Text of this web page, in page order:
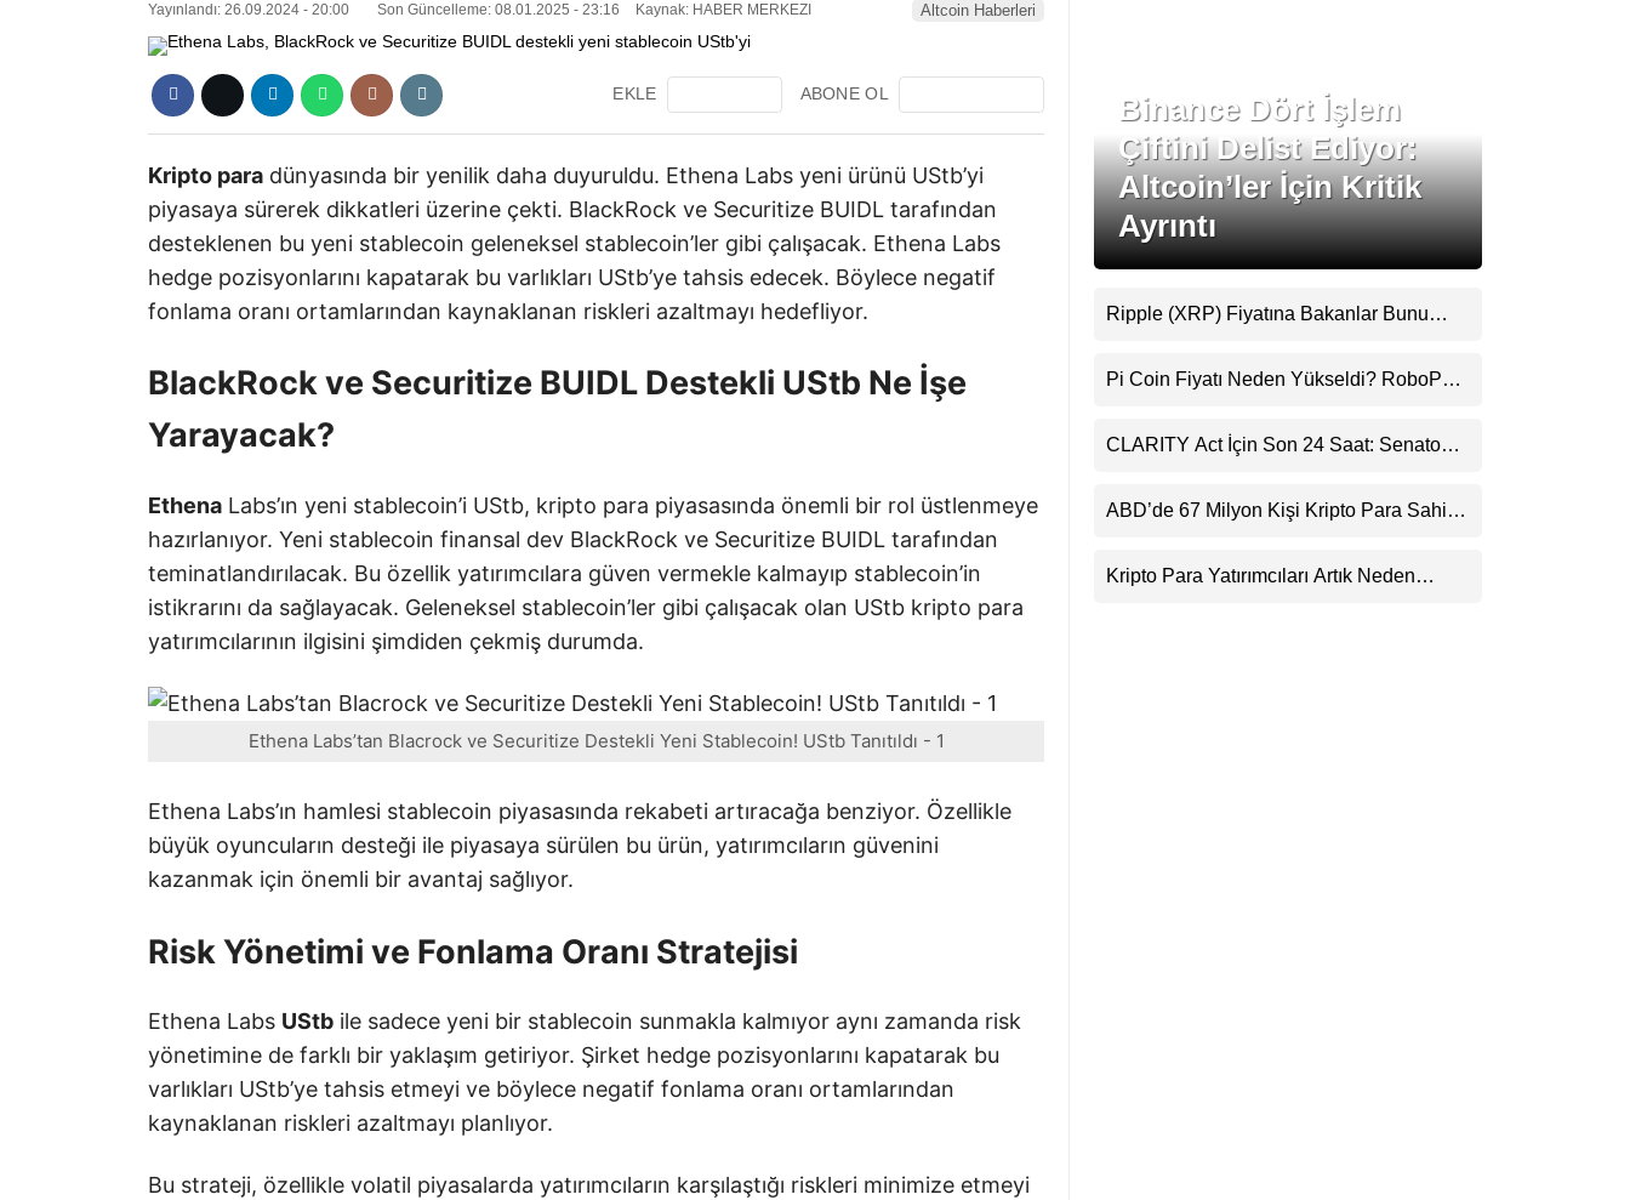
Pinterest
Yayınlandı: 26.09.2024 - 20:00 Son Güncelleme: 08.01.2025 - 23:16 Kaynak: HABER MERKEZI Altcoin Haberleri
EKLE ABONE OL
Kripto para dünyasında bir yenilik daha duyuruldu. Ethena Labs yeni ürünü UStb’yi
piyasaya sürerek dikkatleri üzerine çekti. BlackRock ve Securitize BUIDL tarafından
desteklenen bu yeni stablecoin geleneksel stablecoin’ler gibi çalışacak. Ethena Labs
hedge pozisyonlarını kapatarak bu varlıkları UStb’ye tahsis edecek. Böylece negatif
fonlama oranı ortamlarından kaynaklanan riskleri azaltmayı hedefliyor.
BlackRock ve Securitize BUIDL Destekli UStb Ne İşe
Yarayacak?
Ethena Labs’ın yeni stablecoin’i UStb, kripto para piyasasında önemli bir rol üstlenmeye
hazırlanıyor. Yeni stablecoin finansal dev BlackRock ve Securitize BUIDL tarafından
teminatlandırılacak. Bu özellik yatırımcılara güven vermekle kalmayıp stablecoin’in
istikrarını da sağlayacak. Geleneksel stablecoin’ler gibi çalışacak olan UStb kripto para
yatırımcılarının ilgisini şimdiden çekmiş durumda.
Ethena Labs’tan Blacrock ve Securitize Destekli Yeni Stablecoin! UStb Tanıtıldı - 1
Ethena Labs’ın hamlesi stablecoin piyasasında rekabeti artıracağa benziyor. Özellikle
büyük oyuncuların desteği ile piyasaya sürülen bu ürün, yatırımcıların güvenini
kazanmak için önemli bir avantaj sağlıyor.
Risk Yönetimi ve Fonlama Oranı Stratejisi
Ethena Labs UStb ile sadece yeni bir stablecoin sunmakla kalmıyor aynı zamanda risk
yönetimine de farklı bir yaklaşım getiriyor. Şirket hedge pozisyonlarını kapatarak bu
varlıkları UStb’ye tahsis etmeyi ve böylece negatif fonlama oranı ortamlarından
kaynaklanan riskleri azaltmayı planlıyor.
Bu strateji, özellikle volatil piyasalarda yatırımcıların karşılaştığı riskleri minimize etmeyi
Binance Dört İşlem
Çiftini Delist Ediyor:
Altcoin’ler İçin Kritik
Ayrıntı
Ripple (XRP) Fiyatına Bakanlar Bunu
Uyarı
Pi Coin Fiyatı Neden Yükseldi? RoboPay
Destekledi
CLARITY Act İçin Son 24 Saat: Senato
Beklentisini Bozabilir
ABD’de 67 Milyon Kişi Kripto Para Sahibi:
Kripto Para Yatırımcıları Artık Neden